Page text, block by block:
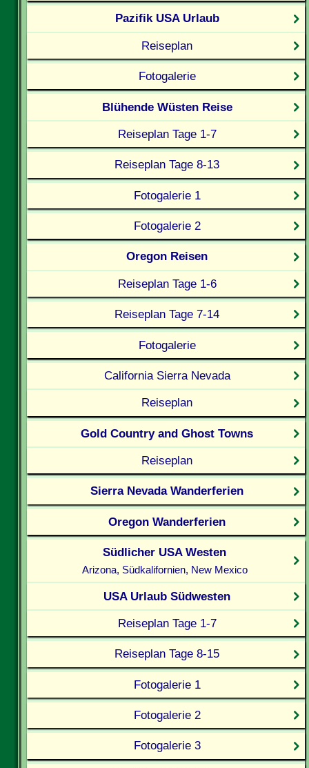
Pazifik USA Urlaub
Reiseplan
Fotogalerie
Blühende Wüsten Reise
Reiseplan Tage 1-7
Reiseplan Tage 8-13
Fotogalerie 1
Fotogalerie 2
Oregon Reisen
Reiseplan Tage 1-6
Reiseplan Tage 7-14
Fotogalerie
California Sierra Nevada
Reiseplan
Gold Country and Ghost Towns
Reiseplan
Sierra Nevada Wanderferien
Oregon Wanderferien
Südlicher USA Westen
Arizona, Südkalifornien, New Mexico
USA Urlaub Südwesten
Reiseplan Tage 1-7
Reiseplan Tage 8-15
Fotogalerie 1
Fotogalerie 2
Fotogalerie 3